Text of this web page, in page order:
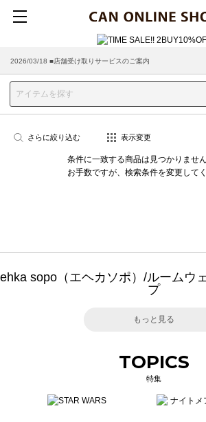
2026/03/18 ■店舗受け取りサービスのご案内
さらに絞り込む 表示変更
条件に一致する商品は見つかりません
お手数ですが、検索条件を変更してく
ehka sopo（エヘカソポ）/ルームウ
プ
もっと見る
TOPICS
特集